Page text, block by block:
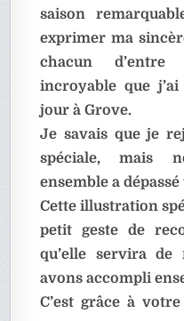
saison
exprimer ma
chacun
incroyable que
jour à Grove.
Je savais que je
spéciale, mais
ensemble a
Cette illustration
petit geste de
qu’elle servira
avons accompli
C’est grâce à